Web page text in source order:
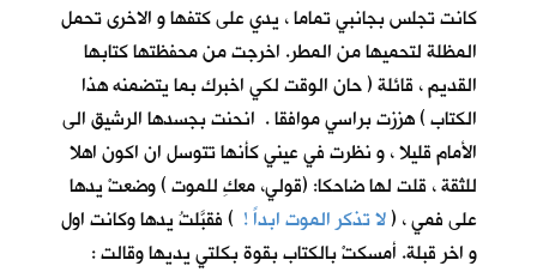
كانت تجلس بجانبي تماما ، يدي على كتفها و الاخرى تحمل
المظلة لتحميها من المطر. اخرجت من محفظتها كتابها
القديم ، قائلة ( حان الوقت لكي اخبرك بما يتضمنه هذا
الكتاب ) هززت براسي موافقا . انحنت بجسدها الرشيق الى
الأمام قليلا ، و نظرت في عيني كأنها تتوسل ان اكون اهلا
للثقة ، قلت لها ضاحكا: (قولي، معكِ للموت ) وضعتْ يدها
على فمي ، (لا تذكر الموت ابداً ! ) فقبَّلتُ يدها وكانت اول
و اخر قبلة. أمسكتْ بالكتاب بقوة بكلتي يديها وقالت :